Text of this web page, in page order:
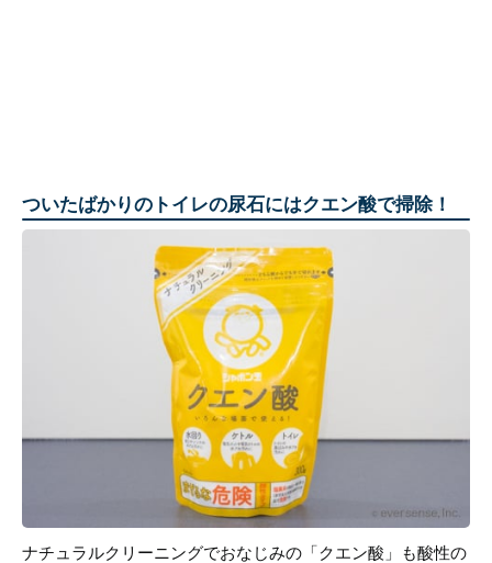
ついたばかりのトイレの尿石にはクエン酸で掃除！
ナチュラルクリーニングでおなじみの「クエン酸」も酸性の